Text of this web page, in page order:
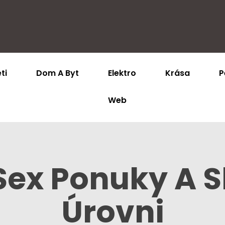
Dom A Byt Elektro Krása
Web
Ponuky A
Úrovni